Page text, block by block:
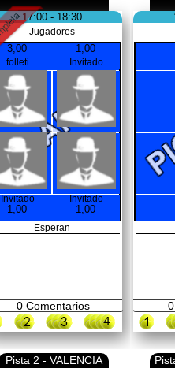
17:00 - 18:30
Jugadores
3,00
folleti
1,00
Invitado
Invitado
1,00
Invitado
1,00
Esperan
0Comentarios 0
Pista 2 - VALENCIA